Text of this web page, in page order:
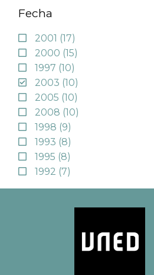
Fecha
2001 (17)
2000 (15)
1997 (10)
2003 (10)
2005 (10)
2008 (10)
1998 (9)
1993 (8)
1995 (8)
1992 (7)